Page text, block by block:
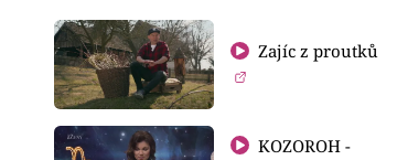
Zajíc z proutků
KOZOROH -